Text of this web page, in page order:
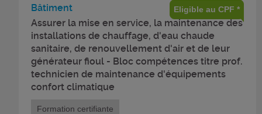
Bâtiment
Assurer la mise en service, la maintenance des
installations de chauffage, d'eau chaude
sanitaire, de renouvellement d'air et de leur
générateur fioul - Bloc compétences titre prof.
technicien de maintenance d'équipements
confort climatique
Eligible au CPF *
Formation certifiante